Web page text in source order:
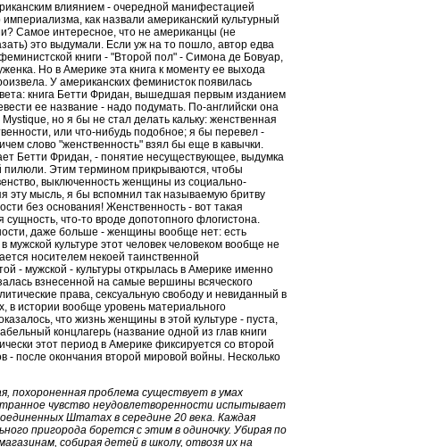
влиянием - очередной манифестацией
империализма, как назвали американский культурный
Самое интересное, что не американцы (не
это выдумали. Если уж на то пошло, автор едва
книги - "Второй пол" - Симона де Бовуар,
Но в Америке эта книга к моменту ее выхода
У американских феминисток появилась
книга Бетти Фридан, вышедшая первым изданием
ее название - надо подумать. По-английски она
но я бы не стал делать кальку: женственная
или что-нибудь подобное; я бы перевел -
слово "женственность" взял бы еще в кавычки.
Бетти Фридан, - понятие несуществующее, выдумка
пилюли. Этим термином прикрываются, чтобы
выключенность женщины из социально-
эту мысль, я бы вспомнил так называемую бритву
без основания! Женственность - вот такая
что-то вроде допотопного флогистона.
даже больше - женщины вообще нет: есть
мужской культуре этот человек человеком вообще не
носителем некоей таинственной
- мужской - культуры открылась в Америке именно
взнесенной на самые вершины всяческого
права, сексуальную свободу и невиданный в
в истории вообще уровень материального
что жизнь женщины в этой культуре - пуста,
концлагерь (название одной из глав книги
этот период в Америке фиксируется со второй
- после окончания второй мировой войны. Несколько
похороненная проблема существует в умах
чувство неудовлетворенности испытывает
Штатах в середине 20 века. Каждая
пригорода борется с этим в одиночку. Убирая по
собирая детей в школу, отвозя их на